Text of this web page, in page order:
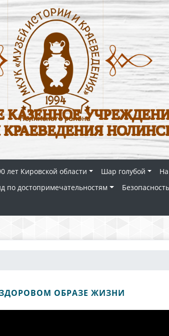
лет Кировской области Шар голубой
по достопримечательностям
ОБРАЗЕ ЖИЗНИ